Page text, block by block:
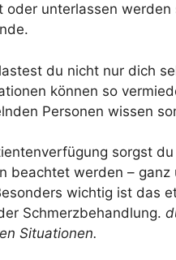
oder unterlassen
du nicht nur dich
können so
Personen wissen
sorgst
beachtet werden –
wichtig ist das
Schmerzbehandlung.
Situationen.